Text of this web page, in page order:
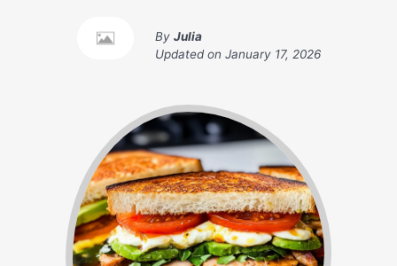
By Julia
Updated on January 17, 2026